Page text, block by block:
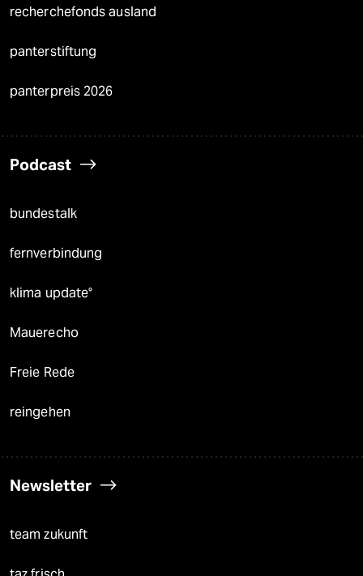
recherchefonds ausland
panterstiftung
panterpreis 2026
Podcast
bundestalk
fernverbindung
klima update°
Mauerecho
Freie Rede
reingehen
Newsletter
team zukunft